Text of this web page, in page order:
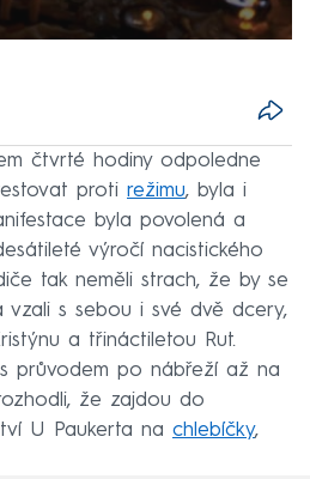
čtvrté hodiny odpoledne
proti režimu, byla i
byla povolená a
výročí nacistického
tak neměli strach, že by se
vzali s sebou i své dvě dcery,
a třináctiletou Rut.
průvodem po nábřeží až na
že zajdou do
U Paukerta na chlebíčky,